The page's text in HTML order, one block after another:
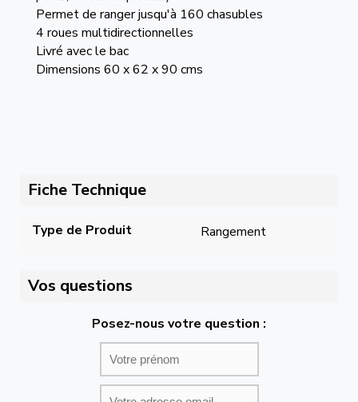
Permet de ranger jusqu'à 160 chasubles
4 roues multidirectionnelles
Livré avec le bac
Dimensions 60 x 62 x 90 cms
Fiche Technique
Type de Produit Rangement
Vos questions
Posez-nous votre question :